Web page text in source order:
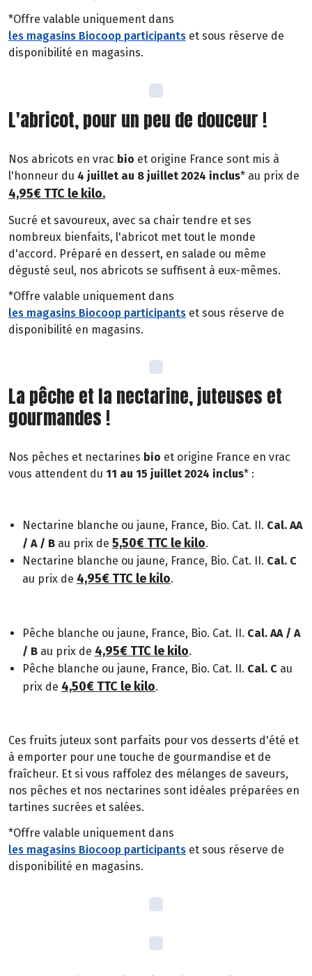
*Offre valable uniquement dans
les magasins Biocoop participants et sous réserve de
disponibilité en magasins.
L'abricot, pour un peu de douceur !
Nos abricots en vrac bio et origine France sont mis à
l'honneur du 4 juillet au 8 juillet 2024 inclus* au prix de
4,95€ TTC le kilo.
Sucré et savoureux, avec sa chair tendre et ses
nombreux bienfaits, l'abricot met tout le monde
d'accord. Préparé en dessert, en salade ou même
dégusté seul, nos abricots se suffisent à eux-mêmes.
*Offre valable uniquement dans
les magasins Biocoop participants et sous réserve de
disponibilité en magasins.
La pêche et la nectarine, juteuses et
gourmandes !
Nos pêches et nectarines bio et origine France en vrac
vous attendent du 11 au 15 juillet 2024 inclus* :
Nectarine blanche ou jaune, France, Bio. Cat. II. Cal. AA
/ A / B au prix de 5,50€ TTC le kilo.
Nectarine blanche ou jaune, France, Bio. Cat. II. Cal. C
au prix de 4,95€ TTC le kilo.
Pêche blanche ou jaune, France, Bio. Cat. II. Cal. AA / A
/ B au prix de 4,95€ TTC le kilo.
Pêche blanche ou jaune, France, Bio. Cat. II. Cal. C au
prix de 4,50€ TTC le kilo.
Ces fruits juteux sont parfaits pour vos desserts d'été et
à emporter pour une touche de gourmandise et de
fraîcheur. Et si vous raffolez des mélanges de saveurs,
nos pêches et nos nectarines sont idéales préparées en
tartines sucrées et salées.
*Offre valable uniquement dans
les magasins Biocoop participants et sous réserve de
disponibilité en magasins.